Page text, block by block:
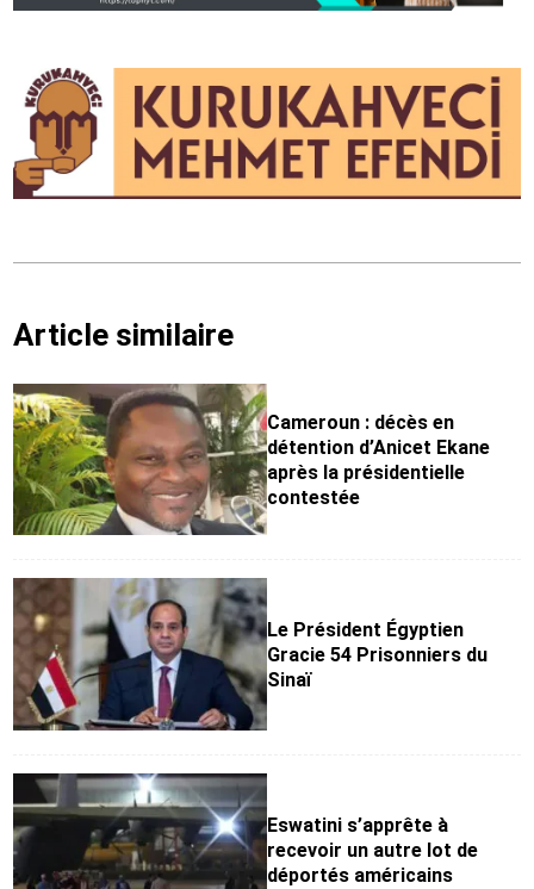
Article similaire
Cameroun : décès en
détention d’Anicet Ekane
après la présidentielle
contestée
Le Président Égyptien
Gracie 54 Prisonniers du
Sinaï
Eswatini s’apprête à
recevoir un autre lot de
déportés américains